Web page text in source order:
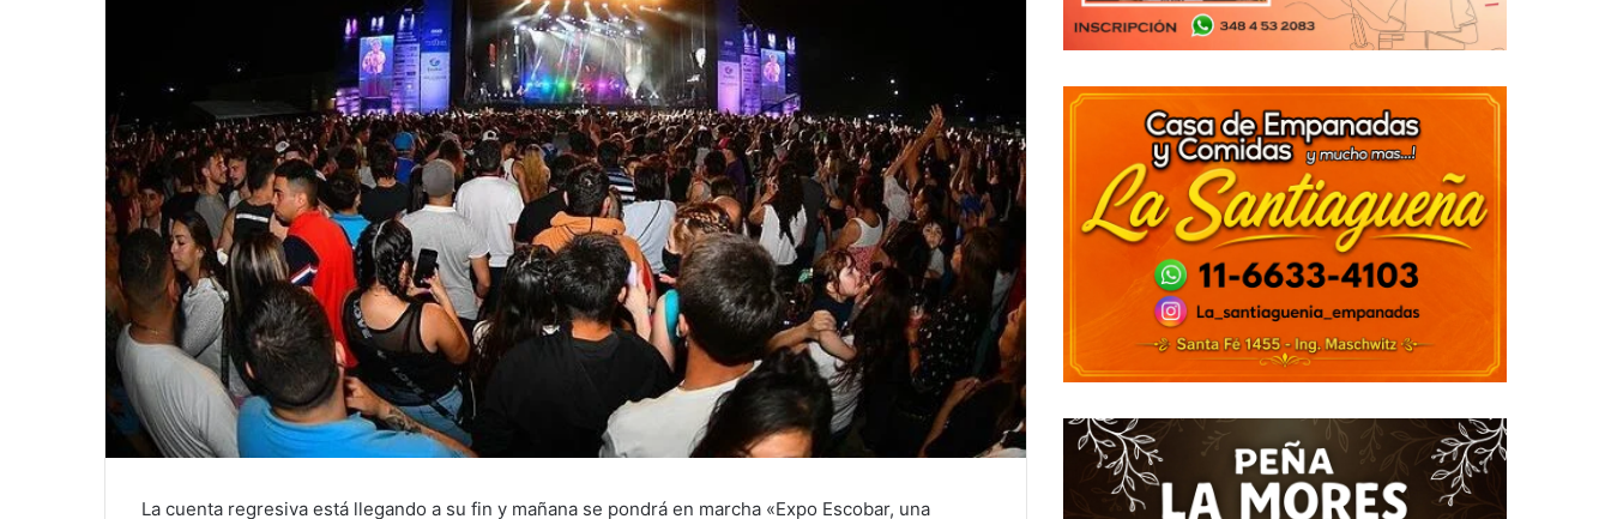
La cuenta regresiva está llegando a su fin y mañana se pondrá en marcha «Expo Escobar, una